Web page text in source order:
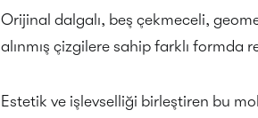
Orijinal dalgalı, beş çekmeceli,
alınmış çizgilere sahip farklı formda
Estetik ve işlevselliği birleştiren bu